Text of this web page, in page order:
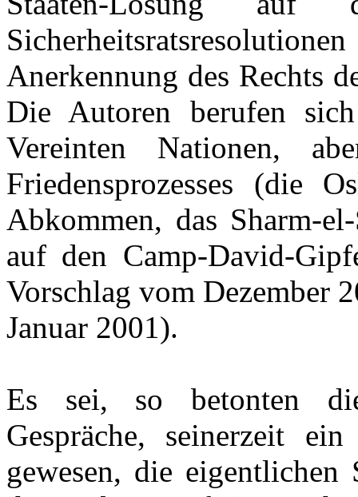
Anerkennung des Rechts
Die Autoren berufen
Vereinten Nationen,
Friedensprozesses (die
Abkommen, das Sharm-
auf den Camp-David-
Vorschlag vom Dezember
Januar 2001).
Es sei, so betonten
Gespräche, seinerzeit
gewesen, die eigentlichen